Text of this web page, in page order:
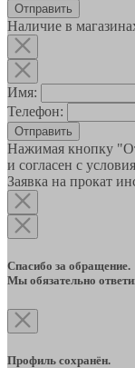
Наличие в
Имя:
Телефон:
Отправить
Нажимая кнопку
и согласен с
Заявка на прокат
Спасибо за обращение.
Мы обязательно
Профиль сохранён.